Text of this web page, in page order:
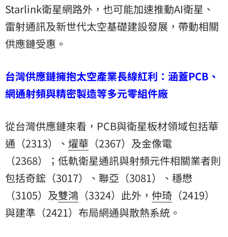
Starlink衛星網路外，也可能加速推動AI衛星、
雷射通訊及新世代太空基礎建設發展，帶動相關
供應鏈受惠。
台灣供應鏈擁抱太空產業長線紅利：涵蓋PCB、
網通射頻與精密製造等多元零組件廠
從台灣供應鏈來看，PCB與衛星板材領域包括華
通（2313）、 燿華 （2367）及金像電
（2368）；低軌衛星通訊與射頻元件相關業者則
包括奇鋐（3017）、聯亞（3081）、穩懋
（3105）及雙鴻 （3324）此外， 仲琦 （2419）
與建準（2421）布局網通與散熱系統。